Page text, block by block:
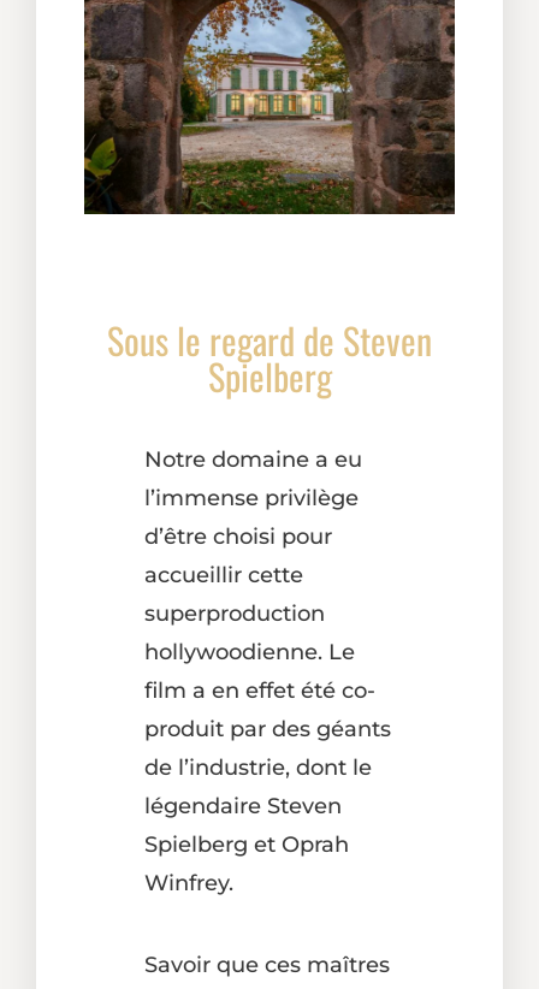
Sous le regard de Steven
Spielberg
Notre domaine a eu
l’immense privilège
d’être choisi pour
accueillir cette
superproduction
hollywoodienne. Le
film a en effet été co-
produit par des géants
de l’industrie, dont le
légendaire Steven
Spielberg et Oprah
Winfrey.
Savoir que ces maîtres